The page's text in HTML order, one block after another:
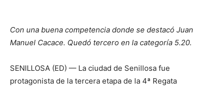
Con una buena competencia donde se destacó Juan
Manuel Cacace. Quedó tercero en la categoría 5.20.
SENILLOSA (ED) — La ciudad de Senillosa fue
protagonista de la tercera etapa de la 4ª Regata